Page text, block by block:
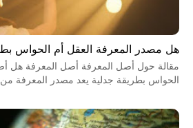
هل مصدر المعرفة العقل أم الحواس
مقالة حول أصل المعرفة أصل المعرفة هل
الحواس بطريقة جدلية يعد مصدر المعرفة